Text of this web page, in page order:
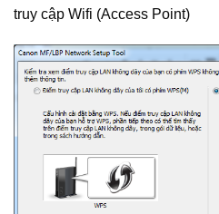
truy cập Wifi (Access Point)